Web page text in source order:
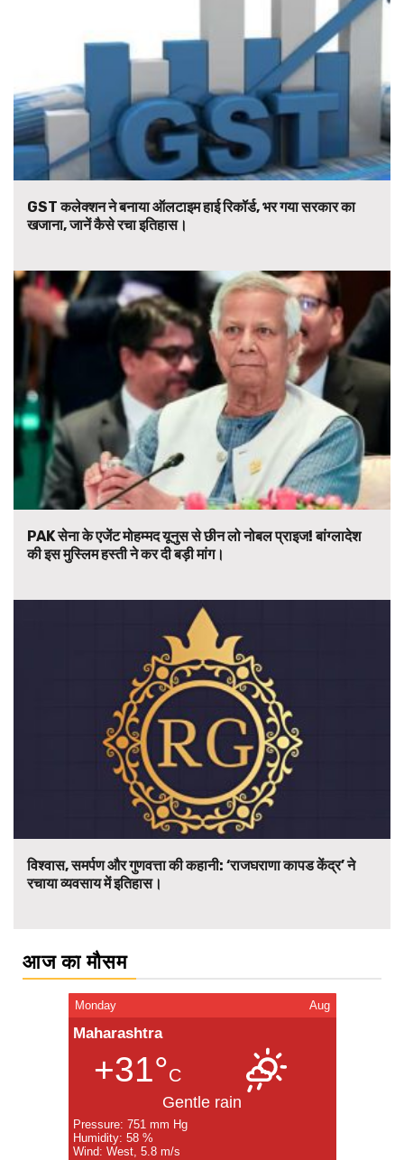
GST कलेक्शन ने बनाया ऑलटाइम हाई रिकॉर्ड, भर गया सरकार का
खजाना, जानें कैसे रचा इतिहास।
PAK सेना के एजेंट मोहम्मद यूनुस से छीन लो नोबल प्राइज! बांग्लादेश
की इस मुस्लिम हस्ती ने कर दी बड़ी मांग।
विश्वास, समर्पण और गुणवत्ता की कहानी: ‘राजघराणा कापड केंद्र’ ने
रचाया व्यवसाय में इतिहास।
आज का मौसम
Monday Aug
Maharashtra
+31°C
Gentle rain
Pressure: 751 mm Hg
Humidity: 58 %
Wind: West, 5.8 m/s